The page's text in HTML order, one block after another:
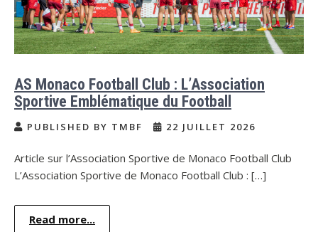
AS Monaco Football Club : L’Association
Sportive Emblématique du Football
PUBLISHED BY TMBF 22 JUILLET 2026
Article sur l’Association Sportive de Monaco Football Club
L’Association Sportive de Monaco Football Club : […]
Read more...